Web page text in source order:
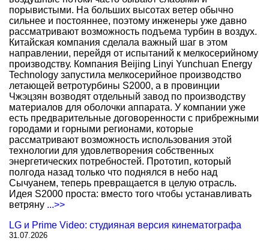
порывистыми. На больших высотах ветер обычно
сильнее и постояннее, поэтому инженеры уже давно
рассматривают возможность подъема турбин в воздух.
Китайская компания сделала важный шаг в этом
направлении, перейдя от испытаний к мелкосерийному
производству. Компания Beijing Linyi Yunchuan Energy
Technology запустила мелкосерийное производство
летающей ветротурбины S2000, а в провинции
Чжэцзян возводят отдельный завод по производству
материалов для оболочки аппарата. У компании уже
есть предварительные договоренности с прибрежными
городами и горными регионами, которые
рассматривают возможность использования этой
технологии для удовлетворения собственных
энергетических потребностей. Прототип, который
полгода назад только что поднялся в небо над
Сычуанем, теперь превращается в целую отрасль.
Идея S2000 проста: вместо того чтобы устанавливать
ветряну ...>>
LG и Prime Video: студияная версия кинематографа
31.07.2026